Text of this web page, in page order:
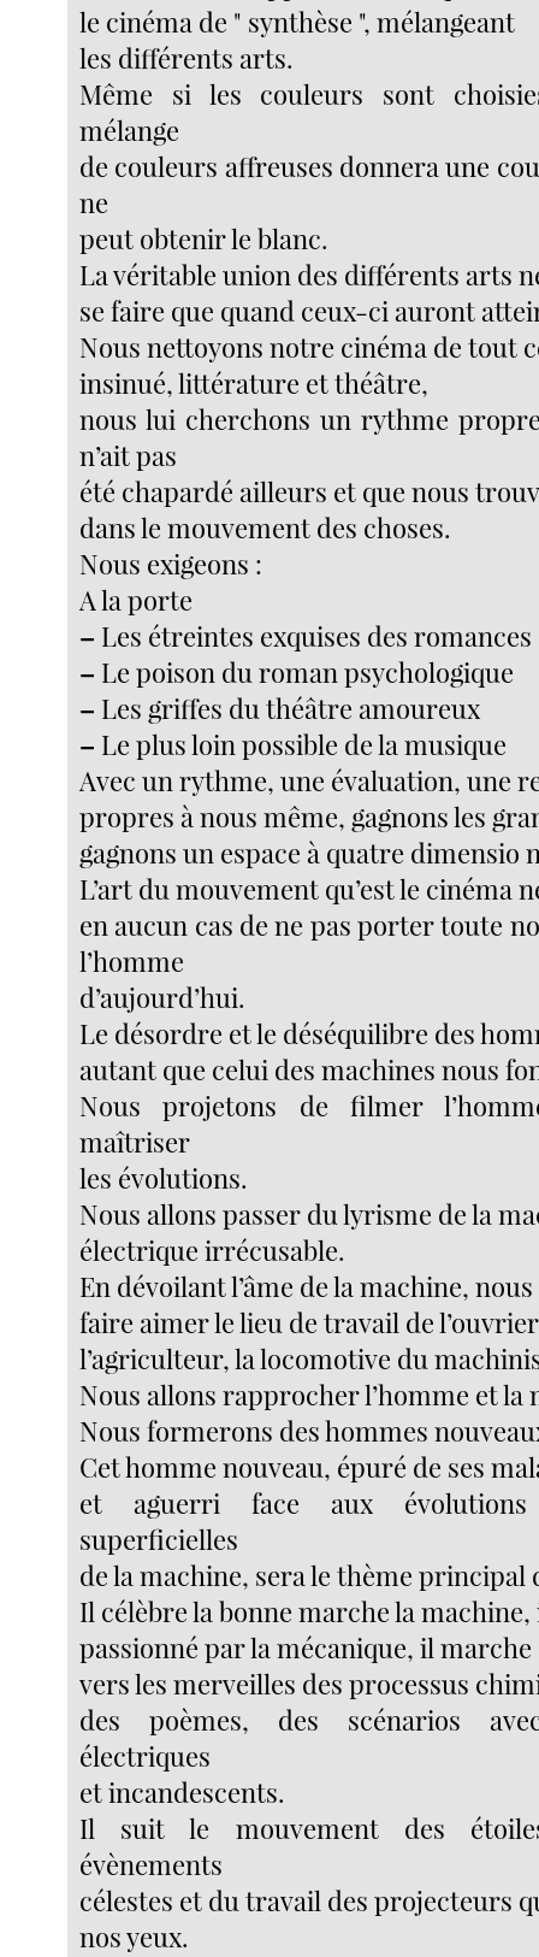
le cinéma de " synthèse ", mélangeant
les différents arts.
Même si les couleurs sont
mélange
de couleurs affreuses donnera une
ne
peut obtenir le blanc.
La véritable union des différents arts
se faire que quand ceux-ci auront
Nous nettoyons notre cinéma de tout
insinué, littérature et théâtre,
nous lui cherchons un rythme
n’ait pas
été chapardé ailleurs et que nous
dans le mouvement des choses.
Nous exigeons :
A la porte
– Les étreintes exquises des romances
– Le poison du roman psychologique
– Les griffes du théâtre amoureux
– Le plus loin possible de la musique
Avec un rythme, une évaluation, une
propres à nous même, gagnons les
gagnons un espace à quatre dimensio
L’art du mouvement qu’est le cinéma
en aucun cas de ne pas porter toute
l’homme
d’aujourd’hui.
Le désordre et le déséquilibre des
autant que celui des machines nous
Nous projetons de filmer
maîtriser
les évolutions.
Nous allons passer du lyrisme de la
électrique irrécusable.
En dévoilant l’âme de la machine,
faire aimer le lieu de travail de
l’agriculteur, la locomotive du
Nous allons rapprocher l’homme et la
Nous formerons des hommes
Cet homme nouveau, épuré de ses
et aguerri face aux
superficielles
de la machine, sera le thème principal
Il célèbre la bonne marche la machine,
passionné par la mécanique, il
vers les merveilles des processus
des poèmes, des scénarios
électriques
et incandescents.
Il suit le mouvement des
évènements
célestes et du travail des projecteurs
nos yeux.